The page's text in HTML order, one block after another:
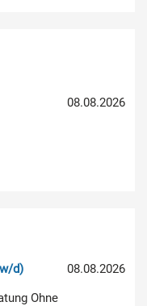
08.08.2026
08.08.2026
d)
Ohne